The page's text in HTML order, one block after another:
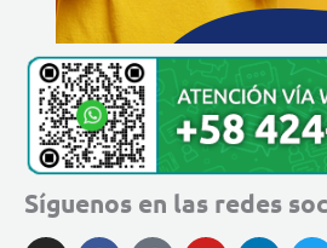
Síguenos en las redes